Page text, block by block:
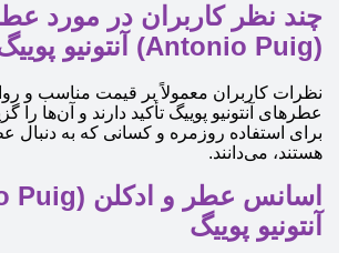
چند نظر کاربران در مورد
(Antonio Puig) آنتونیو پوییگ
نظرات کاربران معمولاً بر قیمت مناسب و
عطرهای آنتونیو پوییگ تأکید دارند و آن‌ها را
برای استفاده روزمره و کسانی که به دنبال
هستند، می‌دانند.
آنتونیو پوییگ